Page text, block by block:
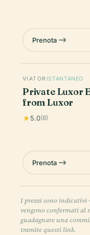
Prenota
VIATOR ISTANTANEO
Private Luxor
from Luxor
5.0(8)
Prenota
I prezzi sono
vengono confermati al
guadagnare una
tramite questi link.